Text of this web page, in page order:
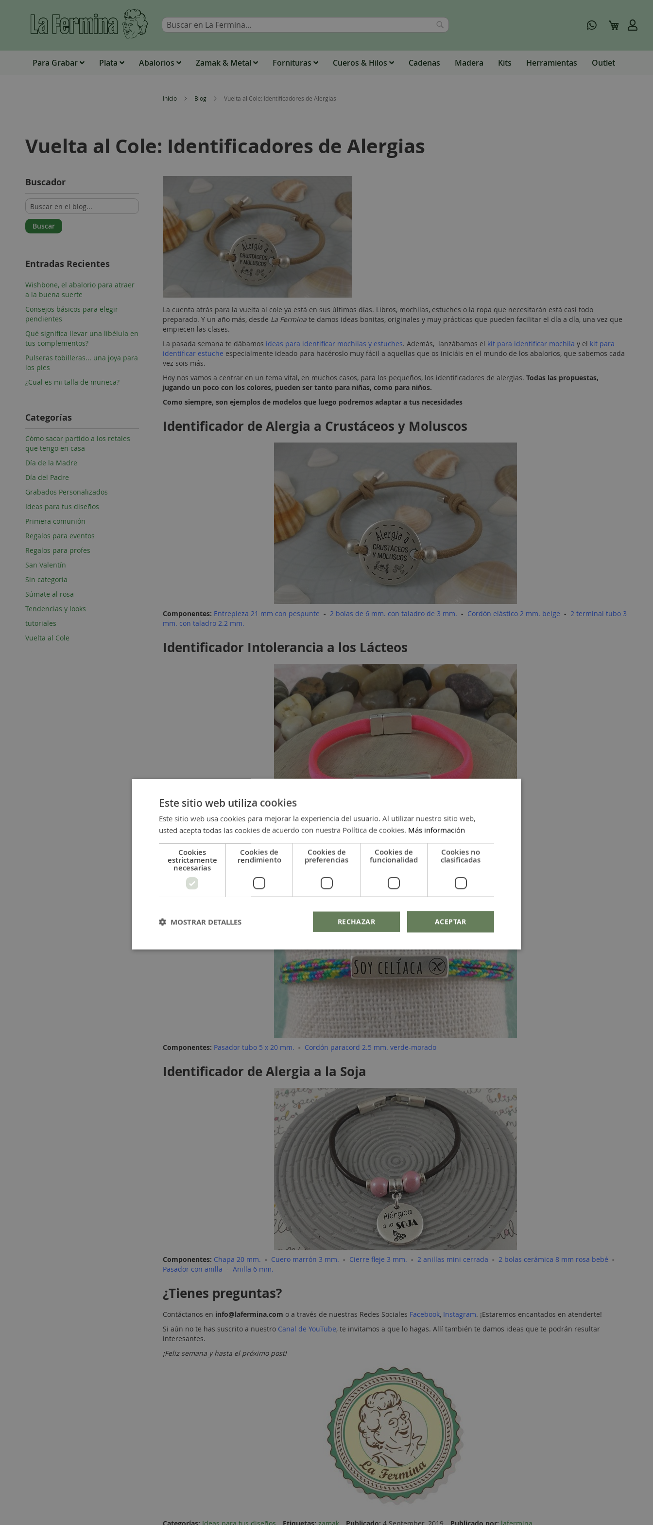
Buscar
Buscar Mi carrito
Para Grabar Plata Abalorios Zamak & Metal Fornituras Cueros & Hilos Cadenas Madera Kits Herramientas Outlet
Inicio Blog Vuelta al Cole: Identificadores de Alergias
Vuelta al Cole: Identificadores de Alergias
La cuenta atrás para la vuelta al cole ya está en sus últimos días. Libros, mochilas, estuches o la ropa que necesitarán está casi todo
preparado. Y un año más, desde La Fermina te damos ideas bonitas, originales y muy prácticas que pueden facilitar el día a día, una vez que
empiecen las clases.
La pasada semana te dábamos ideas para identificar mochilas y estuches. Además, lanzábamos el kit para identificar mochila y el kit para
identificar estuche especialmente ideado para hacéroslo muy fácil a aquellas que os iniciáis en el mundo de los abalorios, que sabemos cada
vez sois más.
Hoy nos vamos a centrar en un tema vital, en muchos casos, para los pequeños, los identificadores de alergias.Todas las propuestas,
jugando un poco con los colores, pueden ser tanto para niñas, como para niños.
Como siempre, son ejemplos de modelos que luego podremos adaptar a tus necesidades
Identificador de Alergia a Crustáceos y Moluscos
Componentes: Entrepieza 21 mm con pespunte - 2 bolas de 6 mm. con taladro de 3 mm. - Cordón elástico 2 mm. beige - 2 terminal tubo 3
mm. con taladro 2.2 mm.
Identificador Intolerancia a los Lácteos
Componentes: Pasador rectangular de 8 x 26 mm. - Cinta espagueti rosa flúor - Cierre imán 6 mm.
Identificador para Celíacos
Componentes: Pasador tubo 5 x 20 mm. - Cordón paracord 2.5 mm. verde-morado
Identificador de Alergia a la Soja
Componentes: Chapa 20 mm. - Cuero marrón 3 mm. - Cierre fleje 3 mm. - 2 anillas mini cerrada - 2 bolas cerámica 8 mm rosa bebé -
Pasador con anilla -Anilla 6 mm.
¿Tienes preguntas?
Contáctanos en info@lafermina.com o a través de nuestras Redes Sociales Facebook, Instagram. ¡Estaremos encantados en atenderte!
Si aún no te has suscrito a nuestro Canal de YouTube, te invitamos a que lo hagas. Allí también te damos ideas que te podrán resultar
interesantes.
¡Feliz semana y hasta el próximo post!
Buscador
Buscar
Entradas Recientes
Wishbone, el abalorio para atraer
a la buena suerte
Consejos básicos para elegir
pendientes
Qué significa llevar una libélula en
tus complementos?
Pulseras tobilleras... una joya para
los pies
¿Cual es mi talla de muñeca?
Categorías
Cómo sacar partido a los retales
que tengo en casa
Día de la Madre
Día del Padre
Grabados Personalizados
Ideas para tus diseños
Primera comunión
Regalos para eventos
Regalos para profes
San Valentín
Sin categoría
Súmate al rosa
Tendencias y looks
tutoriales
Vuelta al Cole
Este sitio web utiliza cookies
Este sitio web usa cookies para mejorar la experiencia del usuario. Al utilizar nuestro sitio web,
usted acepta todas las cookies de acuerdo con nuestra Política de cookies. Más información
Cookies
estrictamente
necesarias
Cookies de
rendimiento
Cookies de
preferencias
Cookies de
funcionalidad
Cookies no
clasificadas
ACEPTAR
RECHAZAR
MOSTRAR DETALLES